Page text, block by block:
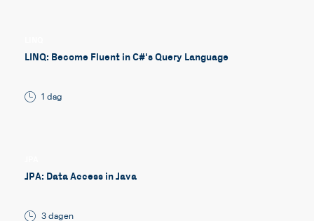
LINQ: Become Fluent in C#'s Query Language
1 dag
JPA: Data Access in Java
3 dagen